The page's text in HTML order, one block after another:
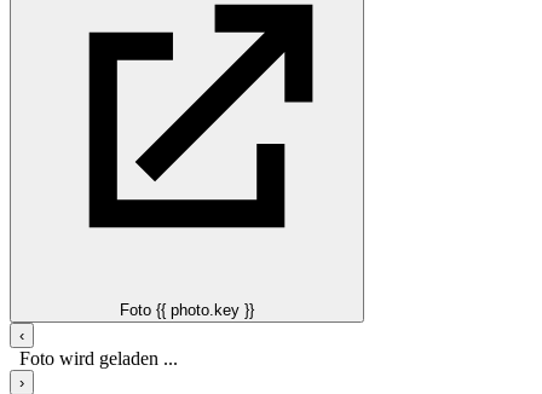
Foto {{ photo.key }}
‹
Foto wird geladen ...
›